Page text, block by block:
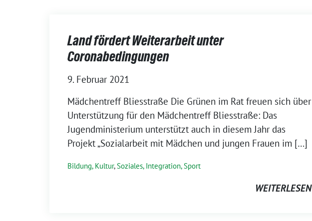
Land fördert Weiterarbeit unter
Coronabedingungen
9. Februar 2021
Mädchentreff Bliesstraße Die Grünen im Rat freuen sich über
Unterstützung für den Mädchentreff Bliesstraße: Das
Jugendministerium unterstützt auch in diesem Jahr das
Projekt „Sozialarbeit mit Mädchen und jungen Frauen im […]
Bildung, Kultur,Soziales, Integration, Sport
WEITERLESEN